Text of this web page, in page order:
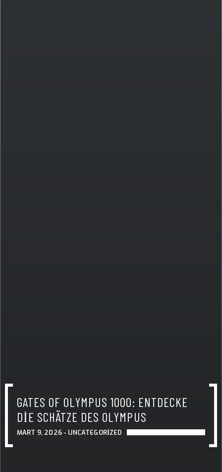
GATES OF OLYMPUS 1000: ENTDECKE
DIE SCHÄTZE DES OLYMPUS
MART 9, 2026 - UNCATEGORIZED